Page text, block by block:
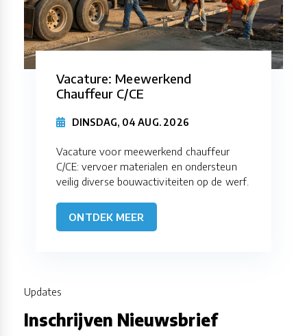
Vacature: Meewerkend
Chauffeur C/CE
DINSDAG, 04 AUG. 2026
Vacature voor meewerkend chauffeur
C/CE: vervoer materialen en ondersteun
veilig diverse bouwactiviteiten op de werf.
ONTDEK MEER
Updates
Inschrijven Nieuwsbrief